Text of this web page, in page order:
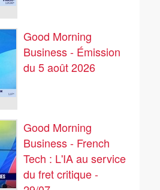
Good Morning
Business - Émission
du 5 août 2026
Good Morning
Business - French
Tech : L'IA au service
du fret critique -